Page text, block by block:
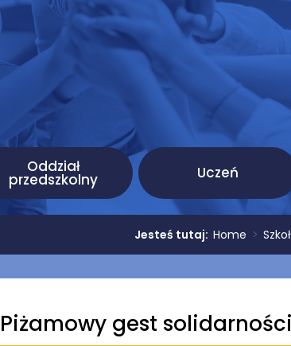
Oddział
przedszkolny Uczeń
Jesteś tutaj: Home >
Piżamowy gest